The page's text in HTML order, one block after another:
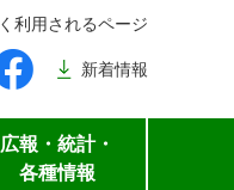
利用されるページ
新着情報
広報・統計・
各種情報